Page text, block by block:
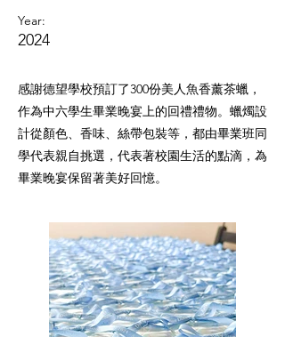
Year:
2024
感謝德望學校預訂了300份美人魚香薰茶蠟，
作為中六學生畢業晚宴上的回禮禮物。蠟燭設
計從顏色、香味、絲帶包裝等，都由畢業班同
學代表親自挑選，代表著校園生活的點滴，為
畢業晚宴保留著美好回憶。